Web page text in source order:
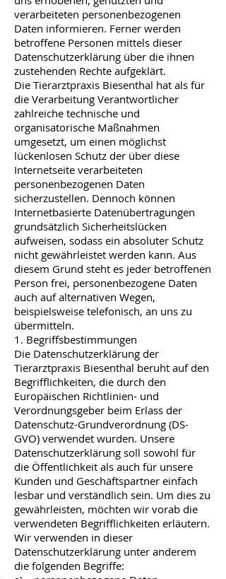
verarbeiteten personenbezogenen
Daten informieren. Ferner werden
betroffene Personen mittels dieser
Datenschutzerklärung über die ihnen
zustehenden Rechte aufgeklärt.
Die Tierarztpraxis Biesenthal hat als für
die Verarbeitung Verantwortlicher
zahlreiche technische und
organisatorische Maßnahmen
umgesetzt, um einen möglichst
lückenlosen Schutz der über diese
Internetseite verarbeiteten
personenbezogenen Daten
sicherzustellen. Dennoch können
Internetbasierte Datenübertragungen
grundsätzlich Sicherheitslücken
aufweisen, sodass ein absoluter Schutz
nicht gewährleistet werden kann. Aus
diesem Grund steht es jeder betroffenen
Person frei, personenbezogene Daten
auch auf alternativen Wegen,
beispielsweise telefonisch, an uns zu
übermitteln.
1. Begriffsbestimmungen
Die Datenschutzerklärung der
Tierarztpraxis Biesenthal beruht auf den
Begrifflichkeiten, die durch den
Europäischen Richtlinien- und
Verordnungsgeber beim Erlass der
Datenschutz-Grundverordnung (DS-
GVO) verwendet wurden. Unsere
Datenschutzerklärung soll sowohl für
die Öffentlichkeit als auch für unsere
Kunden und Geschäftspartner einfach
lesbar und verständlich sein. Um dies zu
gewährleisten, möchten wir vorab die
verwendeten Begrifflichkeiten erläutern.
Wir verwenden in dieser
Datenschutzerklärung unter anderem
die folgenden Begriffe: